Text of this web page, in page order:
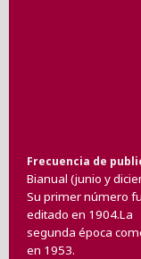
Frecuencia de
Bianual (junio y
Su primer número
editado en 1904.La
segunda época
en 1953.